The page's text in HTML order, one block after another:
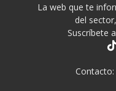
La web que te
del
Suscríbete